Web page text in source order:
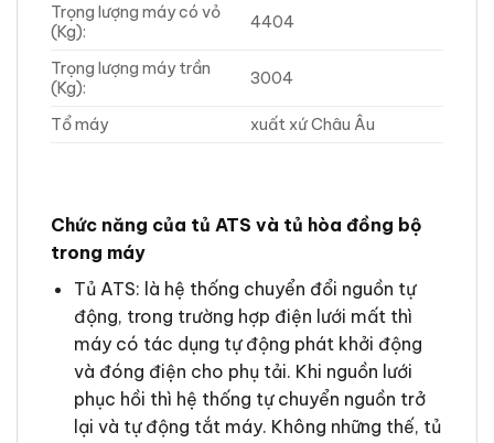
Trọng lượng máy có vỏ
(Kg):
4404
Trọng lượng máy trần
(Kg):
3004
Tổ máy xuất xứ Châu Âu
Chức năng của tủ ATS và tủ hòa đồng bộ
trong máy
Tủ ATS: là hệ thống chuyển đổi nguồn tự
động, trong trường hợp điện lưới mất thì
máy có tác dụng tự động phát khởi động
và đóng điện cho phụ tải. Khi nguồn lưới
phục hồi thì hệ thống tự chuyển nguồn trở
lại và tự động tắt máy. Không những thế, tủ